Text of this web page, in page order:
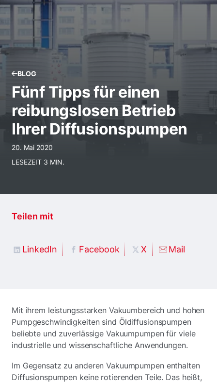
BLOG
Fünf Tipps für einen
reibungslosen Betrieb
Ihrer Diffusionspumpen
20. Mai 2020
LESEZEIT 3 MIN.
Teilen mit
LinkedIn Facebook X Mail
Mit ihrem leistungsstarken Vakuumbereich und hohen
Pumpgeschwindigkeiten sind Öldiffusionspumpen
beliebte und zuverlässige Vakuumpumpen für viele
industrielle und wissenschaftliche Anwendungen.
Im Gegensatz zu anderen Vakuumpumpen enthalten
Diffusionspumpen keine rotierenden Teile. Das heißt,